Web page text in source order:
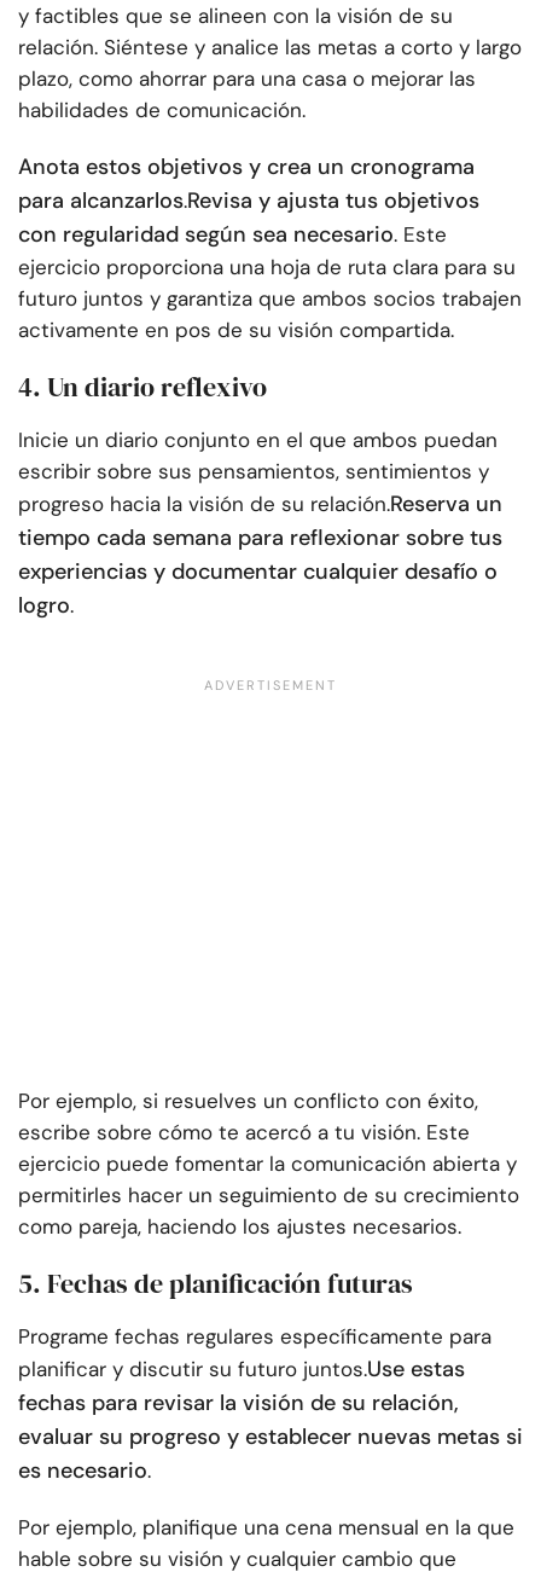
y factibles que se alineen con la visión de su
relación. Siéntese y analice las metas a corto y largo
plazo, como ahorrar para una casa o mejorar las
habilidades de comunicación.
Anota estos objetivos y crea un cronograma
para alcanzarlos.Revisa y ajusta tus objetivos
con regularidad según sea necesario. Este
ejercicio proporciona una hoja de ruta clara para su
futuro juntos y garantiza que ambos socios trabajen
activamente en pos de su visión compartida.
4. Un diario reflexivo
Inicie un diario conjunto en el que ambos puedan
escribir sobre sus pensamientos, sentimientos y
progreso hacia la visión de su relación.Reserva un
tiempo cada semana para reflexionar sobre tus
experiencias y documentar cualquier desafío o
logro.
Por ejemplo, si resuelves un conflicto con éxito,
escribe sobre cómo te acercó a tu visión. Este
ejercicio puede fomentar la comunicación abierta y
permitirles hacer un seguimiento de su crecimiento
como pareja, haciendo los ajustes necesarios.
5. Fechas de planificación futuras
Programe fechas regulares específicamente para
planificar y discutir su futuro juntos.Use estas
fechas para revisar la visión de su relación,
evaluar su progreso y establecer nuevas metas si
es necesario.
Por ejemplo, planifique una cena mensual en la que
hable sobre su visión y cualquier cambio que